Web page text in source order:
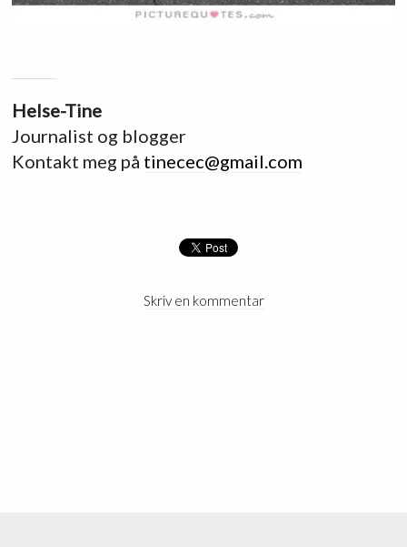
Helse-Tine
Journalist og blogger
Kontakt meg på tinecec@gmail.com
Skriv en kommentar